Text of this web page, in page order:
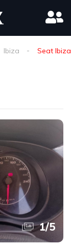
Ibiza Seat Ibiza
1/5